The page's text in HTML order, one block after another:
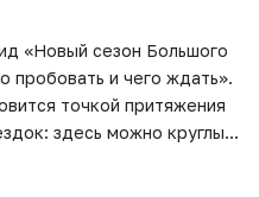
«Новый сезон Большого
пробовать и чего ждать».
точкой притяжения
здесь можно круглый